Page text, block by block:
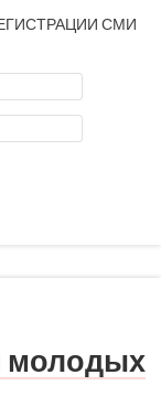
СМИ
молодых